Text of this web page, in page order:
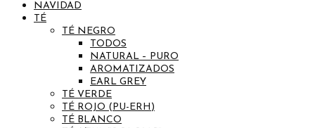
NAVIDAD
TÉ
TÉ NEGRO
TODOS
NATURAL – PURO
AROMATIZADOS
EARL GREY
TÉ VERDE
TÉ ROJO (PU-ERH)
TÉ BLANCO